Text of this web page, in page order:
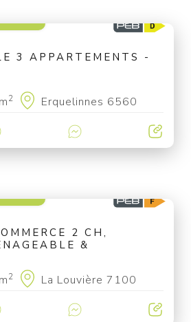
3 APPARTEMENTS -
2 Erquelinnes 6560
2 CH,
&
2 La Louvière 7100